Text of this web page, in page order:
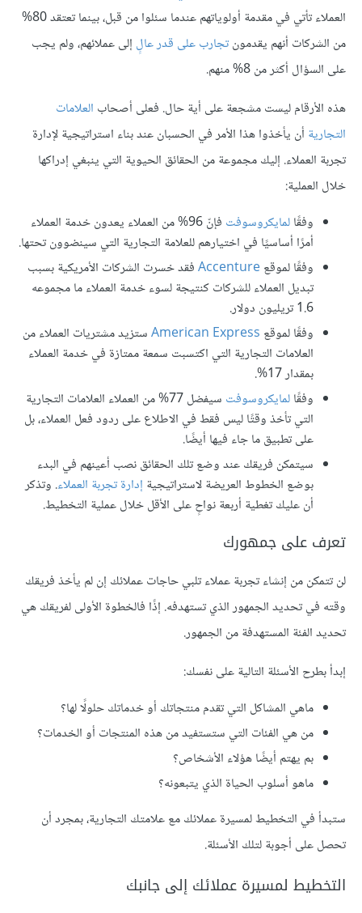
العملاء تأتي في مقدمة أولوياتهم عندما سئلوا من قبل، بينما تعتقد 80%
من الشركات أنهم يقدمونتجارب على قدر عالٍ إلى عملائهم، ولم يجب
على السؤال أكثر من 8% منهم.
هذه الأرقام ليست مشجعة على أية حال. فعلى أصحاب العلامات
التجارية أن يأخذوا هذا الأمر في الحسبان عند بناء استراتيجية لإدارة
تجربة العملاء. إليك مجموعة من الحقائق الحيوية التي ينبغي إدراكها
خلال العملية:
وفقًالمايكروسوفت
فإنّ 96% من العملاء يعدون خدمة العملاء
أمرًا أساسيًا في اختيارهم للعلامة التجارية التي سينضوون تحتها.
وفقًا لموقعAccentureفقد خسرت الشركات الأمريكية بسبب
تبديل العملاء للشركات كنتيجة لسوء خدمة العملاء ما مجموعه
1.6 تريليون دولار.
وفقًا لموقع American Expressستزيد مشتريات العملاء من
العلامات التجارية التي اكتسبت سمعة ممتازة في خدمة العملاء
بمقدار 17%.
وفقًالمايكروسوفت
سيفضل 77% من العملاء العلامات التجارية
التي تأخذ وقتًا ليس فقط في الاطلاع على ردود فعل العملاء، بل
على تطبيق ما جاء فيها أيضًا.
سيتمكن فريقك عند وضع تلك الحقائق نصب أعينهم في البدء
بوضع الخطوط العريضة لاستراتيجية إدارة تجربة العملاء. وتذكر
أن عليك تغطية أربعة نواحٍ على الأقل خلال عملية التخطيط.
تعرف على جمهورك
لن تتمكن من إنشاء تجربة عملاء تلبي حاجات عملائك إن لم يأخذ فريقك
وقته في تحديد الجمهور الذي تستهدفه. إذًا فالخطوة الأولى لفريقك هي
تحديد الفئة المستهدفة من الجمهور.
إبدأ بطرح الأسئلة التالية على نفسك:
ماهي المشاكل التي تقدم منتجاتك أو خدماتك حلولًا لها؟
من هي الفئات التي ستستفيد من هذه المنتجات أو الخدمات؟
بم يهتم أيضًا هؤلاء الأشخاص؟
ماهو أسلوب الحياة الذي يتبعونه؟
ستبدأ في التخطيط لمسيرة عملائك مع علامتك التجارية، بمجرد أن
تحصل على أجوبة لتلك الأسئلة.
التخطيط لمسيرة عملائك إلى جانبك